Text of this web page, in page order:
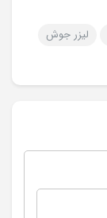
لیزر جوش